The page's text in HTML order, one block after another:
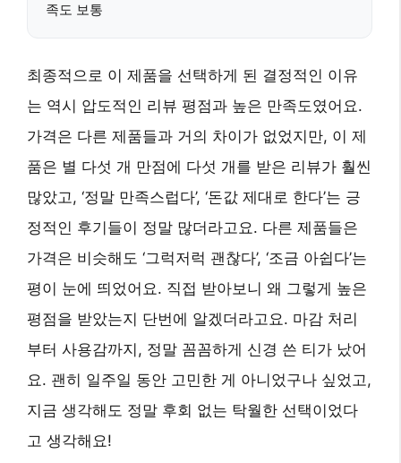
족도 보통
최종적으로 이 제품을 선택하게 된 결정적인 이유
는 역시 압도적인 리뷰 평점과 높은 만족도였어요.
가격은 다른 제품들과 거의 차이가 없었지만, 이 제
품은 별 다섯 개 만점에 다섯 개를 받은 리뷰가 훨씬
많았고, ‘정말 만족스럽다’, ‘돈값 제대로 한다’는 긍
정적인 후기들이 정말 많더라고요. 다른 제품들은
가격은 비슷해도 ‘그럭저럭 괜찮다’, ‘조금 아쉽다’는
평이 눈에 띄었어요. 직접 받아보니 왜 그렇게 높은
평점을 받았는지 단번에 알겠더라고요. 마감 처리
부터 사용감까지, 정말 꼼꼼하게 신경 쓴 티가 났어
요. 괜히 일주일 동안 고민한 게 아니었구나 싶었고,
지금 생각해도 정말 후회 없는 탁월한 선택이었다
고 생각해요!